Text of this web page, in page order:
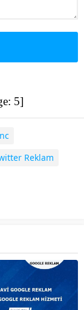
5]
Reklam